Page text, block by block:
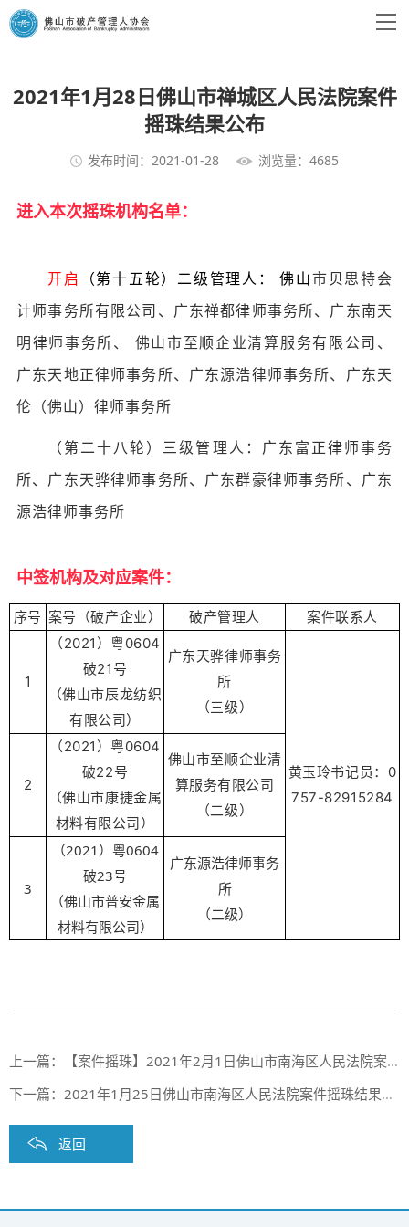
2021年1月28日佛山市禅城区人民法院案件
摇珠结果公布
发布时间：2021-01-28 浏览量：4685
进入本次摇珠机构名单：
开启 （第十五轮）二级管理人： 佛山市贝思特会
计师事务所有限公司、广东禅都律师事务所、广东南天
明律师事务所、 佛山市至顺企业清算服务有限公司、
广东天地正律师事务所、广东源浩律师事务所、广东天
伦（佛山）律师事务所
（第二十八轮）三级管理人：广东富正律师事务
所、广东天骅律师事务所、广东群豪律师事务所、广东
源浩律师事务所
中签机构及对应案件：
序号 案号（破产企业） 破产管理人 案件联系人
1
（2021）粤0604
破21号
（佛山市辰龙纺织
有限公司）
广东天骅律师事务
所
（三级）
黄玉玲书记员：0
757-82915284
2
（2021）粤0604
破22号
（佛山市康捷金属
材料有限公司）
佛山市至顺企业清
算服务有限公司
（二级）
3
（2021）粤0604
破23号
（佛山市普安金属
材料有限公司）
广东源浩律师事务
所
（二级）
上一篇：
【案件摇珠】2021年2月1日佛山市南海区人民法院案件摇珠结果公布
下一篇： 2021年1月25日佛山市南海区人民法院案件摇珠结果公布
返回